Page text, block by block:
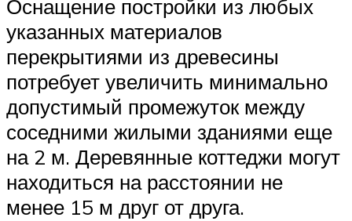
Оснащение постройки из любых
указанных материалов
перекрытиями из древесины
потребует увеличить минимально
допустимый промежуток между
соседними жилыми зданиями еще
на 2 м. Деревянные коттеджи могут
находиться на расстоянии не
менее 15 м друг от друга.